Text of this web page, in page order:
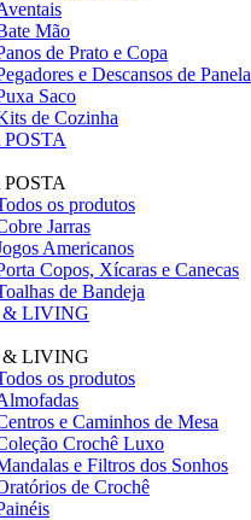
Mão
de Prato e Copa
e Descansos de Panela
Saco
de Cozinha
os produtos
Jarras
Americanos
Copos, Xícaras e Canecas
de Bandeja
& LIVING
& LIVING
os produtos
e Caminhos de Mesa
Crochê Luxo
e Filtros dos Sonhos
de Crochê